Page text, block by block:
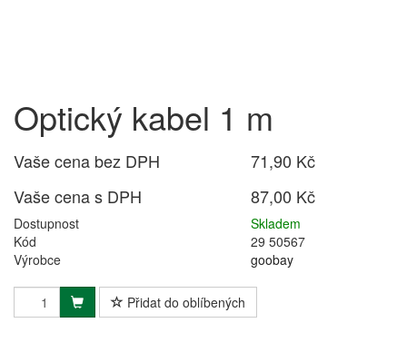
Optický kabel 1 m
Vaše cena bez DPH
71,90 Kč
Vaše cena s DPH
87,00 Kč
Dostupnost
Skladem
Kód
29 50567
Výrobce
goobay
Přidat do oblíbených